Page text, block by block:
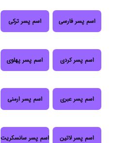
اسم پسر فارسی اسم پسر ترکی
اسم پسر کردی اسم پسر پهلوی
اسم پسر عبری اسم پسر ارمنی
اسم پسر لاتین اسم پسر سانسکریت